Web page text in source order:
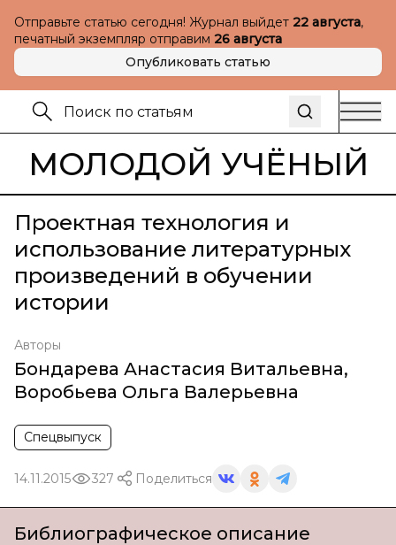
Отправьте статью сегодня! Журнал выйдет 22 августа,
печатный экземпляр отправим 26 августа
Опубликовать статью
МОЛОДОЙ УЧЁНЫЙ
Проектная технология и
использование литературных
произведений в обучении
истории
Авторы
Бондарева Анастасия Витальевна,
Воробьева Ольга Валерьевна
Спецвыпуск
14.11.2015 327 Поделиться
Библиографическое описание